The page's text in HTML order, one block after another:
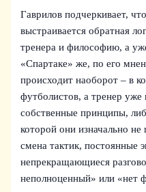
Гаврилов подчеркивает,
выстраивается обратная
тренера и философию, а
«Спартаке» же, по его
происходит наоборот – в
футболистов, а тренер
собственные принципы,
которой они изначально
смена тактик, постоянные
непрекращающиеся
неполноценный» или «нет